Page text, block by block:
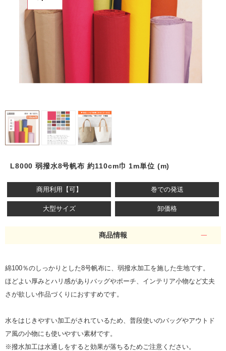
L8000 弱撥水8号帆布 約110cm巾 1m単位 (m)
商用利用【可】 巻での発送
大型サイズ 卸価格
商品情報
綿100％のしっかりとした8号帆布に、弱撥水加工を施した生地です。
ほどよい厚みとハリ感がありバッグやポーチ、インテリア小物など丈夫
さが欲しい作品づくりにおすすめです。
水をはじきやすい加工がされているため、普段使いのバッグやアウトド
ア風の小物にも使いやすい素材です。
※撥水加工は水通しをすると効果が落ちるためご注意ください。